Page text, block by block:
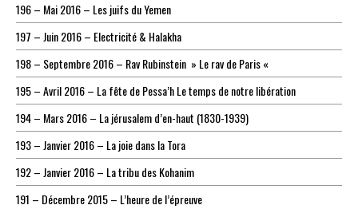
196 – Mai 2016 – Les juifs du Yemen
197 – Juin 2016 – Electricité & Halakha
198 – Septembre 2016 – Rav Rubinstein » Le rav de Paris «
195 – Avril 2016 – La fête de Pessa’h Le temps de notre libération
194 – Mars 2016 – La jérusalem d’en-haut (1830-1939)
193 – Janvier 2016 – La joie dans la Tora
192 – Janvier 2016 – La tribu des Kohanim
191 – Décembre 2015 – L’heure de l’épreuve